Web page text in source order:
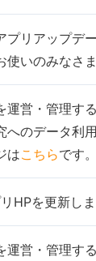
プリアップデ
使いのみなさ
運営・管理す
へのデータ利
はこちらです。
HPを更新し
運営・管理す